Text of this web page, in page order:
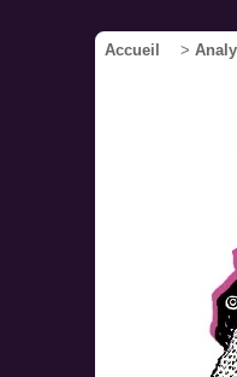
Accueil >